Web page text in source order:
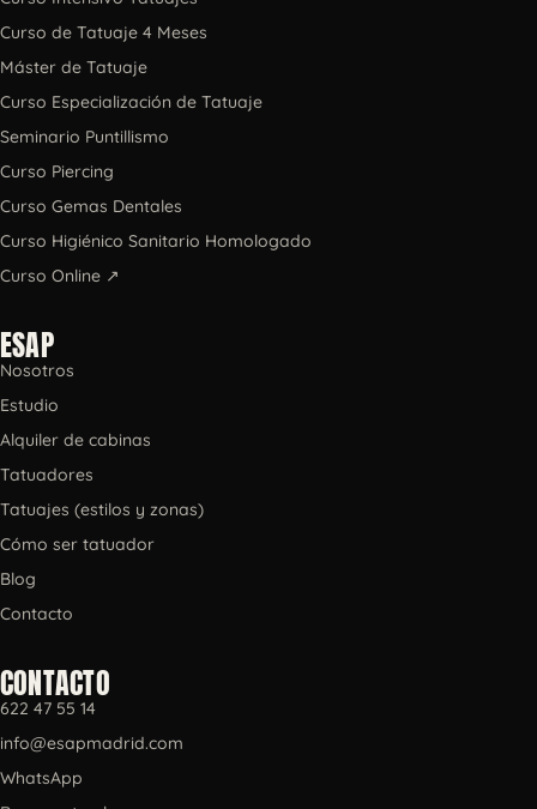
Curso de Tatuaje 4 Meses
Máster de Tatuaje
Curso Especialización de Tatuaje
Seminario Puntillismo
Curso Piercing
Curso Gemas Dentales
Curso Higiénico Sanitario Homologado
Curso Online ↗
ESAP
Nosotros
Estudio
Alquiler de cabinas
Tatuadores
Tatuajes (estilos y zonas)
Cómo ser tatuador
Blog
Contacto
CONTACTO
622 47 55 14
info@esapmadrid.com
WhatsApp